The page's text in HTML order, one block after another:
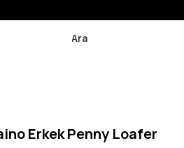
Erkek Penny Loafer